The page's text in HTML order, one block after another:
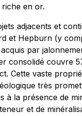
en or.
adjacents et
et Hepburn (y
par
consolidé couvre
Cette vaste
très
à la présence de
et de